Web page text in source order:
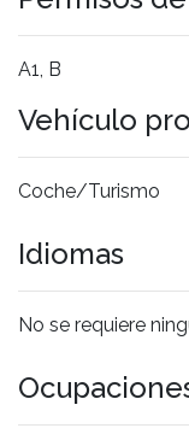
A1, B
Vehículo
Coche/Turismo
Idiomas
No se requiere